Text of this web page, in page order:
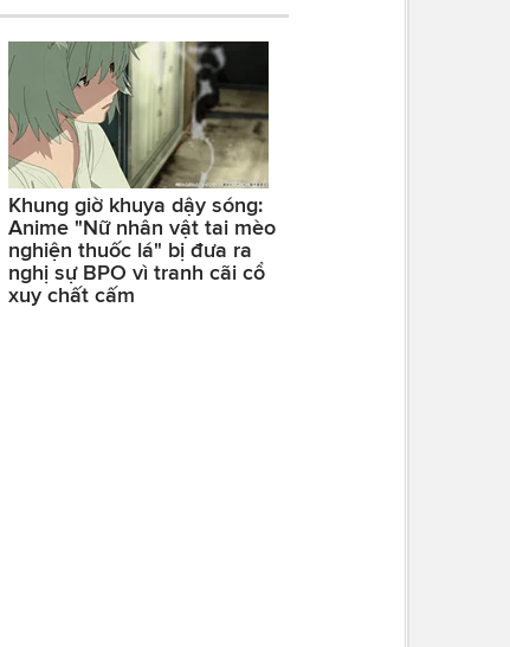
Khung giờ khuya dậy sóng:
Anime "Nữ nhân vật tai mèo
nghiện thuốc lá" bị đưa ra
nghị sự BPO vì tranh cãi cổ
xuy chất cấm